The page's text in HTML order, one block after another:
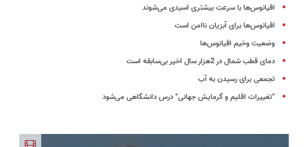
اقیانوس‌ها با سرعت بیشتری اسیدی می‌شوند
اقیانوس‌ها برای آبزیان ناامن است
وضعیت وخیم اقیانوس‌ها
دمای قطب شمال در 2هزار سال اخیر بی‌سابقه است
تجمعی برای رسیدن به آب
"تغییرات اقلیم و گرمایش جهانی" درس دانشگاهی می‌شود